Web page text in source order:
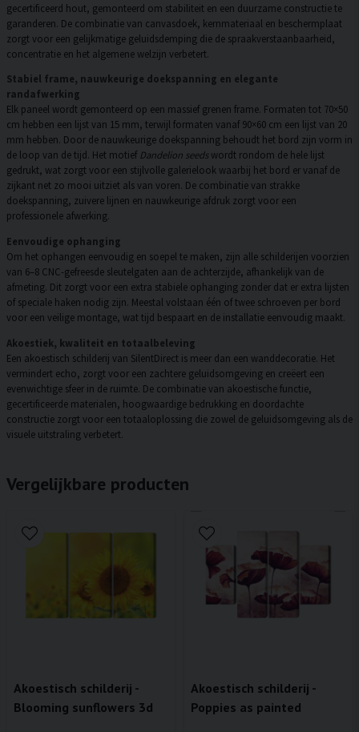
gecertificeerd hout, gemonteerd om stabiliteit en een duurzame constructie te
garanderen. De combinatie van canvasdoek, kernmateriaal en beschermplaat
zorgt voor een gelijkmatige geluidsdemping die de spraakverstaanbaarheid,
concentratie en het algemene welzijn verbetert.
Stabiel frame, nauwkeurige doekspanning en elegante
randafwerking
Elk paneel wordt gemonteerd op een massief grenen frame. Formaten tot 70×50
cm hebben een lijst van 15 mm, terwijl formaten vanaf 90×60 cm een lijst van 20
mm hebben. Door de nauwkeurige doekspanning behoudt het bord zijn vorm in
de loop van de tijd. Het motief Dandelion seedswordt rondom de hele lijst
gedrukt, wat zorgt voor een stijlvolle galerielook waarbij het bord er vanaf de
zijkant net zo mooi uitziet als van voren. De combinatie van strakke
doekspanning, zuivere lijnen en nauwkeurige afdruk zorgt voor een
professionele afwerking.
Eenvoudige ophanging
Om het ophangen eenvoudig en soepel te maken, zijn alle schilderijen voorzien
van 6–8 CNC-gefreesde sleutelgaten aan de achterzijde, afhankelijk van de
afmeting. Dit zorgt voor een extra stabiele ophanging zonder dat er extra lijsten
of speciale haken nodig zijn. Meestal volstaan één of twee schroeven per bord
voor een veilige montage, wat tijd bespaart en de installatie eenvoudig maakt.
Akoestiek, kwaliteit en totaalbeleving
Een akoestisch schilderij van SilentDirect is meer dan een wanddecoratie. Het
vermindert echo, zorgt voor een zachtere geluidsomgeving en creëert een
evenwichtige sfeer in de ruimte. De combinatie van akoestische functie,
gecertificeerde materialen, hoogwaardige bedrukking en doordachte
constructie zorgt voor een totaaloplossing die zowel de geluidsomgeving als de
visuele uitstraling verbetert.
Vergelijkbare producten
Akoestisch schilderij -
Blooming sunflowers 3d
Akoestisch schilderij -
Poppies as painted